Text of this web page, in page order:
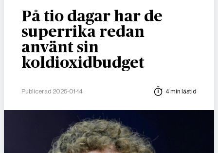
På tio dagar har de
superrika redan
använt sin
koldioxidbudget
Publicerad 2025-01-14 4 min lästid